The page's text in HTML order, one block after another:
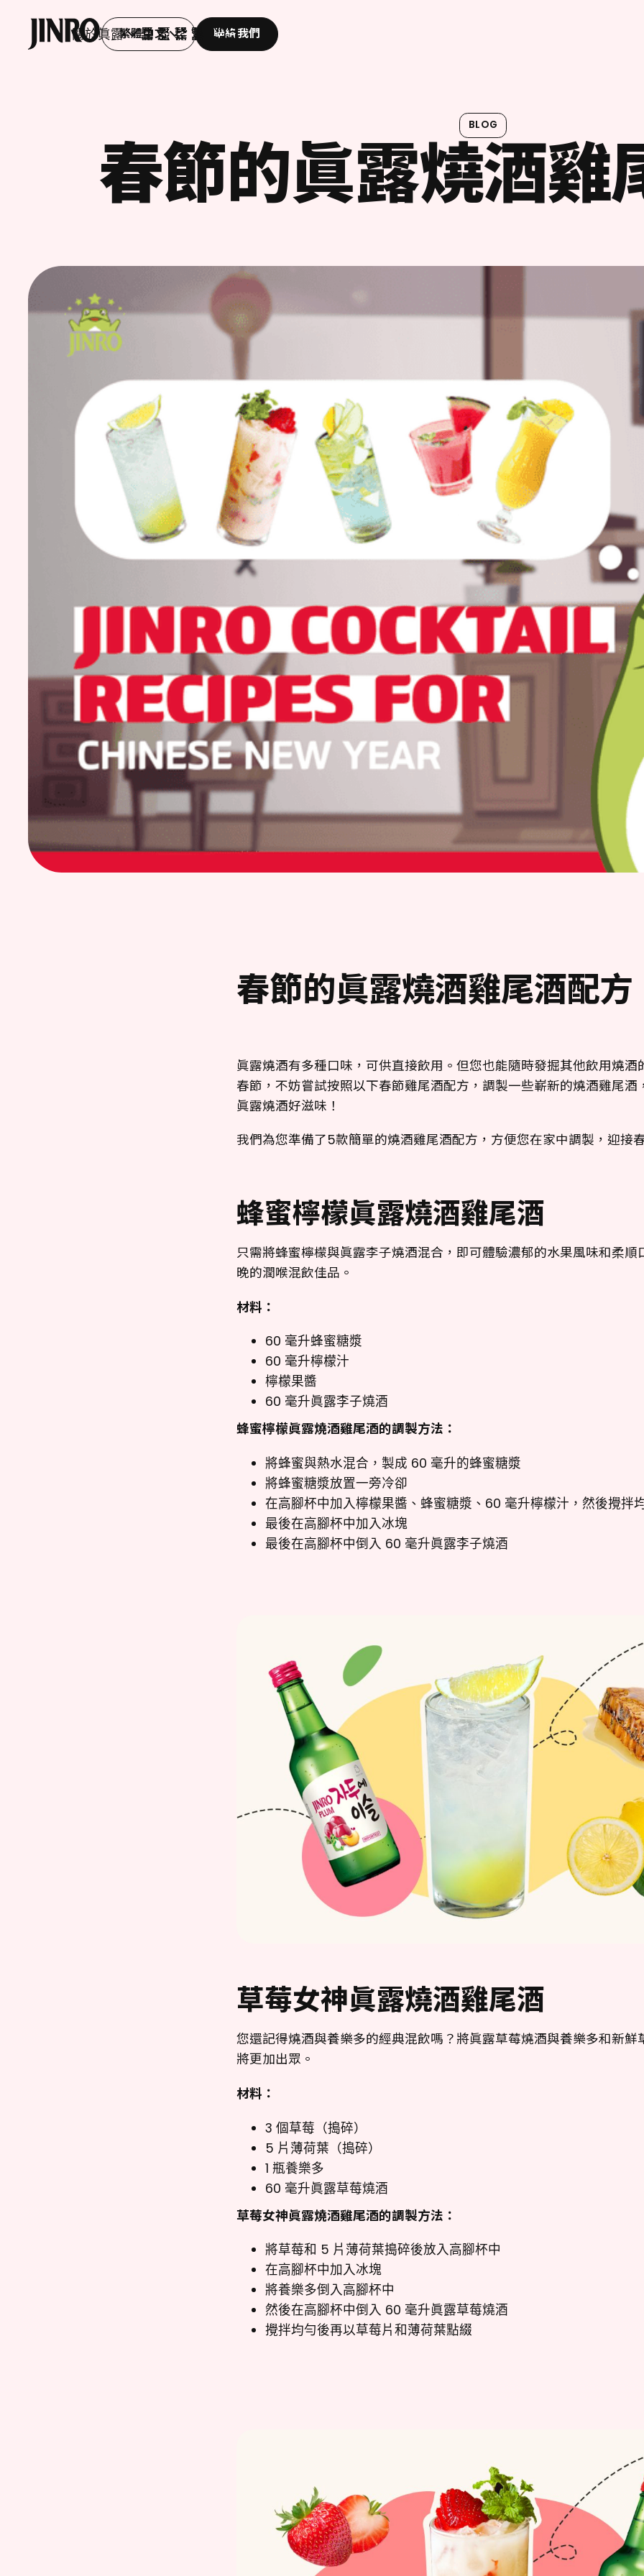
關於眞露
眞
露
商
品
最
新
消
息
尋
找
商
店
我
的
眞
露
JINRO
AGENT
繁體中文 聯絡我們
BLOG
春節的眞露燒酒雞
春節的眞露燒酒雞尾酒配方
眞露燒酒有多種口味，可供直接飲用。但您也能隨時發掘其他飲用燒酒
春節，不妨嘗試按照以下春節雞尾酒配方，調製一些嶄新的燒酒雞尾酒
眞露燒酒好滋味！
我們為您準備了5款簡單的燒酒雞尾酒配方，方便您在家中調製，迎接
蜂蜜檸檬眞露燒酒雞尾酒
只需將蜂蜜檸檬與眞露李子燒酒混合，即可體驗濃郁的水果風味和柔順
晚的潤喉混飲佳品。
材料：
60 毫升蜂蜜糖漿
60 毫升檸檬汁
檸檬果醬
60 毫升眞露李子燒酒
蜂蜜檸檬眞露燒酒雞尾酒的調製方法：
將蜂蜜與熱水混合，製成 60 毫升的蜂蜜糖漿
將蜂蜜糖漿放置一旁冷卻
在高腳杯中加入檸檬果醬、蜂蜜糖漿、60 毫升檸檬汁，然後攪拌
最後在高腳杯中加入冰塊
最後在高腳杯中倒入 60 毫升眞露李子燒酒
草莓女神眞露燒酒雞尾酒
您還記得燒酒與養樂多的經典混飲嗎？將眞露草莓燒酒與養樂多和新鮮
將更加出眾。
材料：
3 個草莓（搗碎）
5 片薄荷葉（搗碎）
1 瓶養樂多
60 毫升眞露草莓燒酒
草莓女神眞露燒酒雞尾酒的調製方法：
將草莓和 5 片薄荷葉搗碎後放入高腳杯中
在高腳杯中加入冰塊
將養樂多倒入高腳杯中
然後在高腳杯中倒入 60 毫升眞露草莓燒酒
攪拌均勻後再以草莓片和薄荷葉點綴